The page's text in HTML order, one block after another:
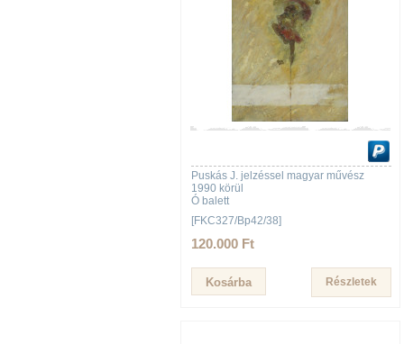
Puskás J. jelzéssel magyar művész
1990 körül
Ó balett
[FKC327/Bp42/38]
120.000 Ft
Részletek